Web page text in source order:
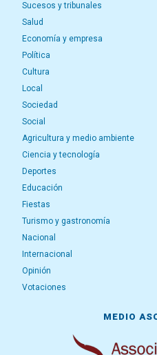
Sucesos y tribunales
Salud
Economía y empresa
Política
Cultura
Local
Sociedad
Social
Agricultura y medio ambiente
Ciencia y tecnología
Deportes
Educación
Fiestas
Turismo y gastronomía
Nacional
Internacional
Opinión
Votaciones
MEDIO